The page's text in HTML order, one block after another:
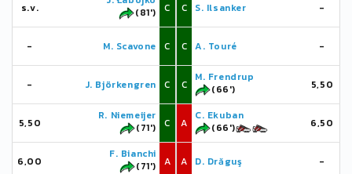
s.v.
(81')
C
- M. Scavone C
- J. Björkengren C
5,50
R. Niemeijer
(71')
C
6,00
F. Bianchi
(71')
A
C S. Ilsanker -
C A. Touré -
C
M. Frendrup
(66')
5,50
A
C. Ekuban
(66')
6,50
A D. Drăguş -